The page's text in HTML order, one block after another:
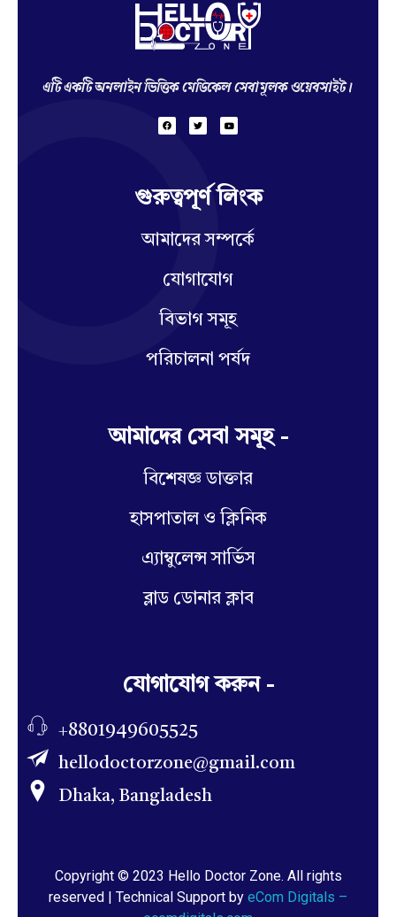
এটি একটি অনলাইন ভিত্তিক মেডিকেল সেবামূলক ওয়েবসাইট।
গুরুত্বপূর্ণ লিংক
আমাদের সম্পর্কে
যোগাযোগ
বিভাগ সমূহ
পরিচালনা পর্ষদ
আমাদের সেবা সমূহ -
বিশেষজ্ঞ ডাক্তার
হাসপাতাল ও ক্লিনিক
এ্যাম্বুলেন্স সার্ভিস
ব্লাড ডোনার ক্লাব
যোগাযোগ করুন -
+8801949605525
hellodoctorzone@gmail.com
Dhaka, Bangladesh
Copyright © 2023 Hello Doctor Zone. All rights
reserved | Technical Support by eCom Digitals –